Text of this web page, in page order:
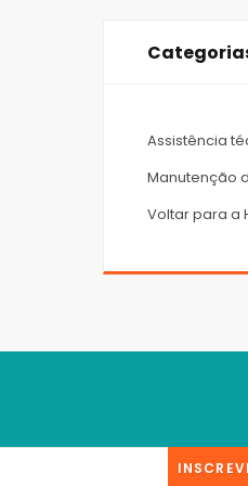
Assistência
Manutenção
Voltar para a